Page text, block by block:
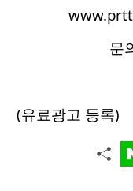
문
(유료광고 등록)